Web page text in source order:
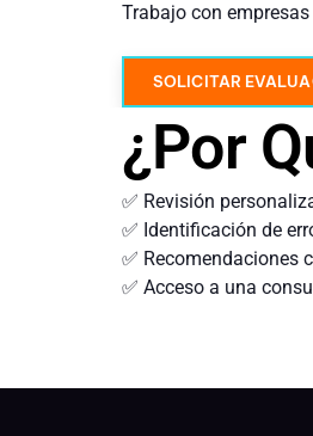
Trabajo con
SOLICITAR
¿Por
✅ Revisión
✅ Identificación de
✅ Recomendaciones
✅ Acceso a una